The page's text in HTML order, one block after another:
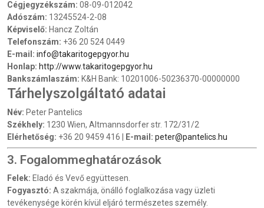
Cégjegyzékszám: 08-09-012042
Adószám: 13245524-2-08
Képviselő: Hancz Zoltán
Telefonszám: +36 20 524 0449
E-mail: info@takaritogepgyor.hu
Honlap: http://www.takaritogepgyor.hu
Bankszámlaszám: K&H Bank: 10201006-50236370-00000000
Tárhelyszolgáltató adatai
Név: Peter Pantelics
Székhely: 1230 Wien, Altmannsdorfer str. 172/31/2
Elérhetőség: +36 20 9459 416 | E-mail: peter@pantelics.hu
3. Fogalommeghatározások
Felek: Eladó és Vevő együttesen.
Fogyasztó: A szakmája, önálló foglalkozása vagy üzleti
tevékenysége körén kívül eljáró természetes személy.